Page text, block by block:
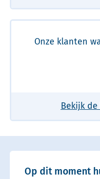
Onze klanten
Bekijk
Op dit moment